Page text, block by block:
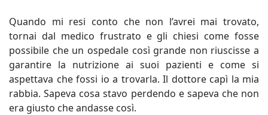
Quando mi resi conto che non l’avrei mai trovato,
tornai dal medico frustrato e gli chiesi come fosse
possibile che un ospedale così grande non riuscisse a
garantire la nutrizione ai suoi pazienti e come si
aspettava che fossi io a trovarla. Il dottore capì la mia
rabbia. Sapeva cosa stavo perdendo e sapeva che non
era giusto che andasse così.